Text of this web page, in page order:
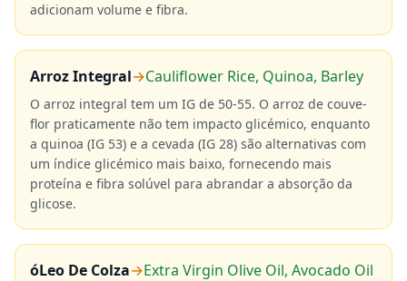
adicionam volume e fibra.
Arroz Integral→Cauliflower Rice, Quinoa, Barley
O arroz integral tem um IG de 50-55. O arroz de couve-
flor praticamente não tem impacto glicémico, enquanto
a quinoa (IG 53) e a cevada (IG 28) são alternativas com
um índice glicémico mais baixo, fornecendo mais
proteína e fibra solúvel para abrandar a absorção da
glicose.
óLeo De Colza→Extra Virgin Olive Oil, Avocado Oil